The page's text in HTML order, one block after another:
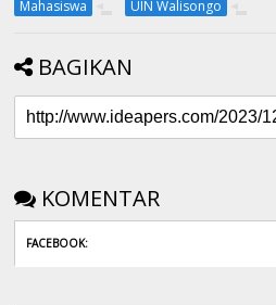
Mahasiswa
UIN Walisongo
BAGIKAN
KOMENTAR
FACEBOOK: